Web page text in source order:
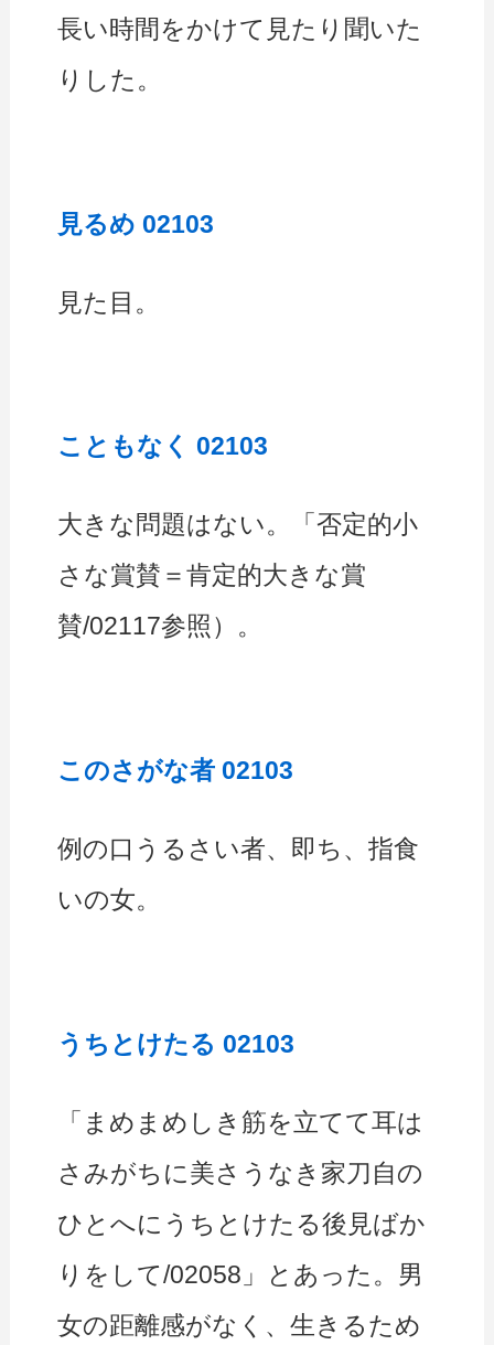
長い時間をかけて見たり聞いた
りした。
見るめ 02103
見た目。
こともなく 02103
大きな問題はない。「否定的小
さな賞賛＝肯定的大きな賞
賛/02117参照）。
このさがな者 02103
例の口うるさい者、即ち、指食
いの女。
うちとけたる 02103
「まめまめしき筋を立てて耳は
さみがちに美さうなき家刀自の
ひとへにうちとけたる後見ばか
りをして/02058」とあった。男
女の距離感がなく、生きるため